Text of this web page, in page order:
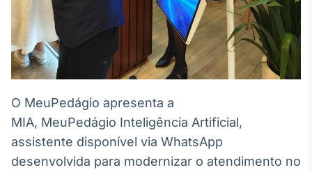
Ticker
Cotações e
headlines de
notícias
Broadcast
Widgets
para conteúdos e
funcionalidades
O MeuPedágio apresenta a
MIA, MeuPedágio Inteligência Artificial,
assistente disponível via WhatsApp
desenvolvida para modernizar o atendimento no